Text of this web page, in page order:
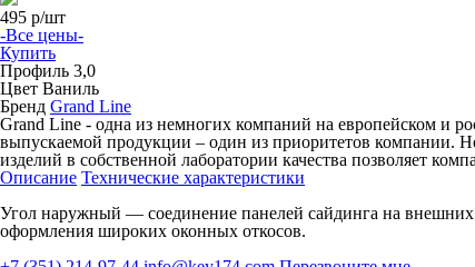
495 р/шт
-Все цены-
Купить
Профиль 3,0
Цвет Ваниль
Бренд Grand Line
Grand Line - одна из немногих компаний на европейском и
выпускаемой продукции – один из приоритетов компании.
изделий в собственной лаборатории качества позволяет
Описание Технические характеристики
Угол наружный — соединение панелей сайдинга на
оформления широких оконных откосов.